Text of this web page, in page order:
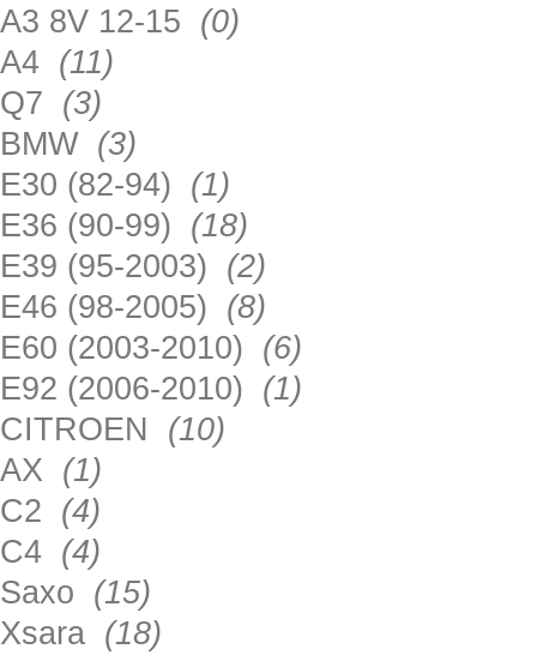
A3 8V 12-15 (0)
A4 (11)
Q7 (3)
BMW (3)
E30 (82-94) (1)
E36 (90-99) (18)
E39 (95-2003) (2)
E46 (98-2005) (8)
E60 (2003-2010) (6)
E92 (2006-2010) (1)
CITROEN (10)
AX (1)
C2 (4)
C4 (4)
Saxo (15)
Xsara (18)